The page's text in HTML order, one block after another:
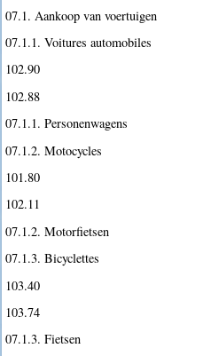
07.1. Aankoop van voertuigen
07.1.1. Voitures automobiles
102.90
102.88
07.1.1. Personenwagens
07.1.2. Motocycles
101.80
102.11
07.1.2. Motorfietsen
07.1.3. Bicyclettes
103.40
103.74
07.1.3. Fietsen